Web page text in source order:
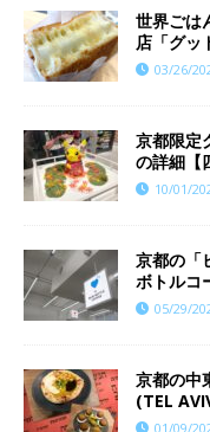
世界ごは
店「グッ
03/26/
京都限定
の詳細【
10/01/
京都の「
ボトルコ
05/29/
京都の中
(TEL
01/09/